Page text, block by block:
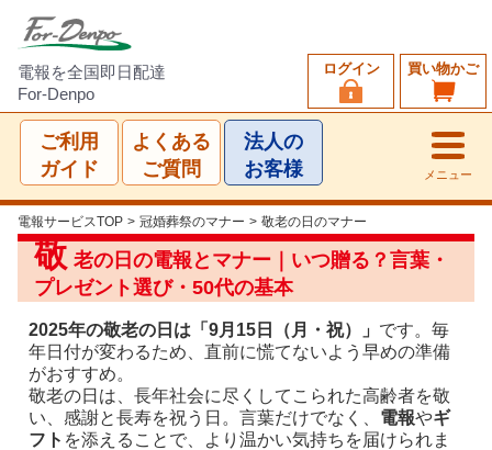
電報を全国即日配達
For-Denpo
買い物かご
ログイン
ご利用
ガイド
よくある
ご質問
法人の
お客様
メニュー
電報サービスTOP > 冠婚葬祭のマナー > 敬老の日のマナー
敬 老の日の電報とマナー｜いつ贈る？言葉・
プレゼント選び・50代の基本
2025年の敬老の日は「9月15日（月・祝）」 です。毎
年日付が変わるため、直前に慌てないよう早めの準備
がおすすめ。
敬老の日は、長年社会に尽くしてこられた高齢者を敬
い、感謝と長寿を祝う日。言葉だけでなく、 電報やギ
フト を添えることで、より温かい気持ちを届けられま